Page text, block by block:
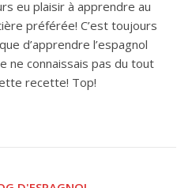
eu plaisir à apprendre au
préférée! C’est toujours
d’apprendre l’espagnol
ne connaissais pas du tout
recette! Top!